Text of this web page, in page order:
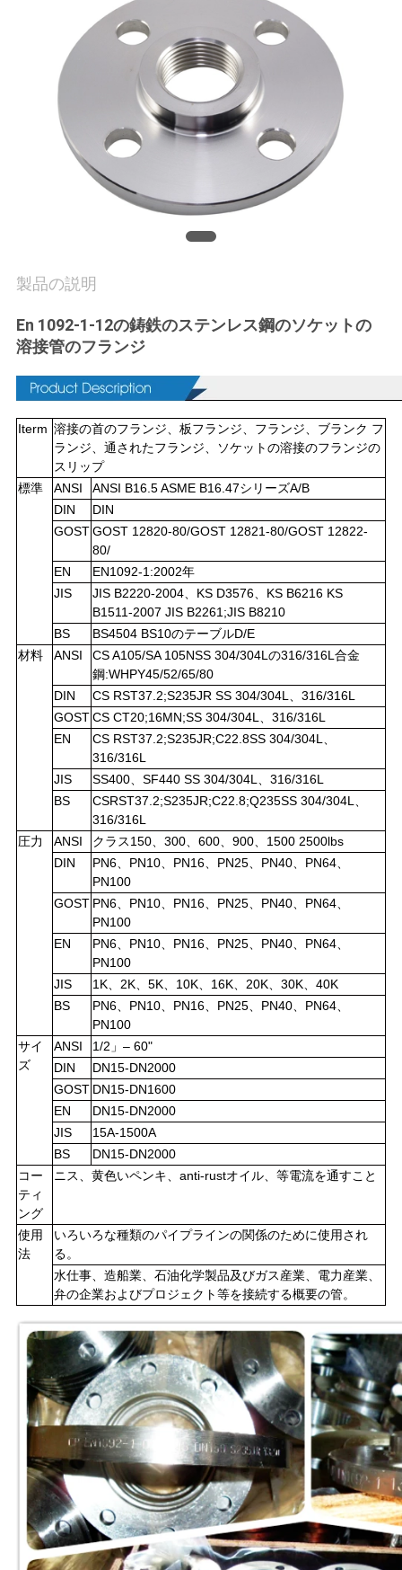
お
問
い
合
わ
せ
ス
場
プ
バ
シ
ー
ポ
リ
シ
製品の説明
En 1092-1-12の鋳鉄のステンレス鋼のソケットの
溶接管のフランジ
Iterm 溶接の首のフランジ、板フランジ、フランジ、ブランク フ
ランジ、通されたフランジ、ソケットの溶接のフランジの
スリップ
標準
ANSI
ANSI B16.5 ASME B16.47シリーズA/B
DIN
DIN
GOSTGOST 12820-80/GOST 12821-80/GOST 12822-
80/
EN
EN1092-1:2002年
JIS
JIS B2220-2004、KS D3576、KS B6216 KS
B1511-2007 JIS B2261;JIS B8210
BS
BS4504 BS10のテーブルD/E
材料
ANSI
CS A105/SA 105NSS 304/304Lの316/316L合金
鋼:WHPY45/52/65/80
DIN
CS RST37.2;S235JR SS 304/304L、316/316L
GOSTCS CT20;16MN;SS 304/304L、316/316L
EN
CS RST37.2;S235JR;C22.8SS 304/304L、
316/316L
JIS
SS400、SF440 SS 304/304L、316/316L
BS
CSRST37.2;S235JR;C22.8;Q235SS 304/304L、
316/316L
圧力
ANSI
クラス150、300、600、900、1500 2500lbs
DIN
PN6、PN10、PN16、PN25、PN40、PN64、
PN100
GOST PN6、PN10、PN16、PN25、PN40、PN64、
PN100
EN
PN6、PN10、PN16、PN25、PN40、PN64、
PN100
JIS
1K、2K、5K、10K、16K、20K、30K、40K
BS
PN6、PN10、PN16、PN25、PN40、PN64、
PN100
サイ
ズ
ANSI
1/2」– 60"
DIN
DN15-DN2000
GOST DN15-DN1600
EN
DN15-DN2000
JIS
15A-1500A
BS
DN15-DN2000
コー
ティ
ング
ニス、黄色いペンキ、anti-rustオイル、等電流を通すこと
使用
法
いろいろな種類のパイプラインの関係のために使用され
る。
水仕事、造船業、石油化学製品及びガス産業、電力産業、
弁の企業およびプロジェクト等を接続する概要の管。